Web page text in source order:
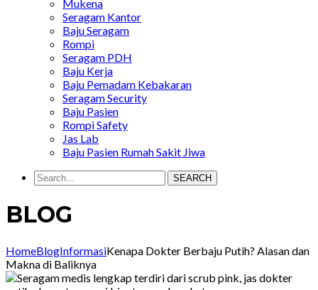
Mukena
Seragam Kantor
Baju Seragam
Rompi
Seragam PDH
Baju Kerja
Baju Pemadam Kebakaran
Seragam Security
Baju Pasien
Rompi Safety
Jas Lab
Baju Pasien Rumah Sakit Jiwa
SEARCH
BLOG
HomeBlogInformasiKenapa Dokter Berbaju Putih? Alasan dan
Makna di Baliknya